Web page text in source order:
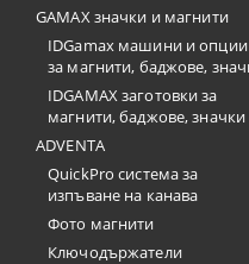
GAMAX значки и магнити
IDGamax машини и опции
за магнити, баджове,
IDGAMAX заготовки за
магнити, баджове, значки
ADVENTA
QuickPro система за
изпъване на канава
Фото магнити
Ключодържатели